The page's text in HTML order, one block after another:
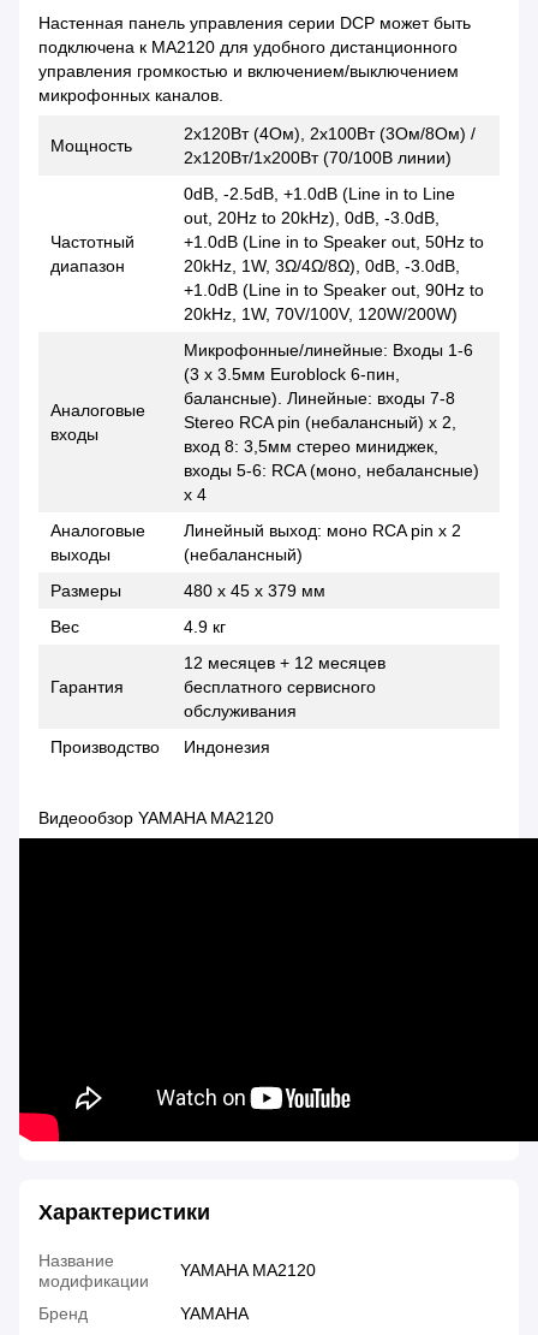
Настенная панель управления серии DCP может быть
подключена к MA2120 для удобного дистанционного
управления громкостью и включением/выключением
микрофонных каналов.
Мощность
2x120Вт (4Ом), 2х100Вт (3Ом/8Ом) /
2х120Вт/1х200Вт (70/100В линии)
Частотный
диапазон
0dB, -2.5dB, +1.0dB (Line in to Line
out, 20Hz to 20kHz), 0dB, -3.0dB,
+1.0dB (Line in to Speaker out, 50Hz to
20kHz, 1W, 3Ω/4Ω/8Ω), 0dB, -3.0dB,
+1.0dB (Line in to Speaker out, 90Hz to
20kHz, 1W, 70V/100V, 120W/200W)
Аналоговые
входы
Микрофонные/линейные: Входы 1-6
(3 х 3.5мм Euroblock 6-пин,
балансные). Линейные: входы 7-8
Stereo RCA pin (небалансный) x 2,
вход 8: 3,5мм стерео миниджек,
входы 5-6: RCA (моно, небалансные)
х 4
Аналоговые
выходы
Линейный выход: моно RCA pin x 2
(небалансный)
Размеры
480 х 45 х 379 мм
Вес
4.9 кг
Гарантия
12 месяцев + 12 месяцев
бесплатного сервисного
обслуживания
Производство
Индонезия
Видеообзор YAMAHA MA2120
Характеристики
Название
модификации
YAMAHA MA2120
Бренд
YAMAHA